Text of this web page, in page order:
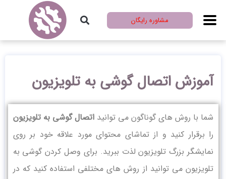
مشاوره رایگان
آموزش اتصال گوشی به تلویزیون
شما با روش های گوناگون می توانیداتصال گوشی به تلویزیون
را برقرار کنید و از تماشای محتوای مورد علاقه خود بر روی
نمایشگر بزرگ تلویزیون لذت ببرید. برای وصل کردن گوشی به
تلویزیون می توانید از روش های مختلفی استفاده کنید که در